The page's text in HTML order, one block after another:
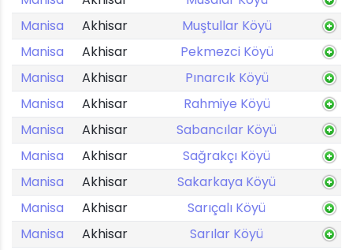
Manisa
Akhisar
Muştullar Köyü
Manisa
Akhisar
Pekmezci Köyü
Manisa
Akhisar
Pınarcık Köyü
Manisa
Akhisar
Rahmiye Köyü
Manisa
Akhisar
Sabancılar Köyü
Manisa
Akhisar
Sağrakçı Köyü
Manisa
Akhisar
Sakarkaya Köyü
Manisa
Akhisar
Sarıçalı Köyü
Manisa
Akhisar
Sarılar Köyü